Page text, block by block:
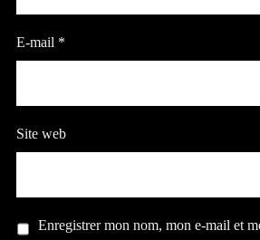
E-mail *
Site web
Enregistrer mon nom, mon e-mail et